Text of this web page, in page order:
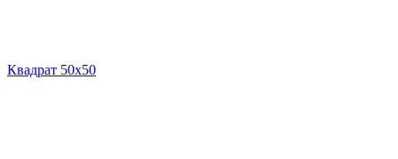
Квадрат 50х50